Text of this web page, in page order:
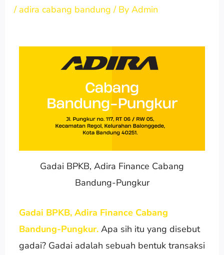
/ adira cabang bandung / By Admin
Gadai BPKB, Adira Finance Cabang
Bandung-Pungkur
Gadai BPKB, Adira Finance Cabang
Bandung-Pungkur. Apa sih itu yang disebut
gadai? Gadai adalah sebuah bentuk transaksi